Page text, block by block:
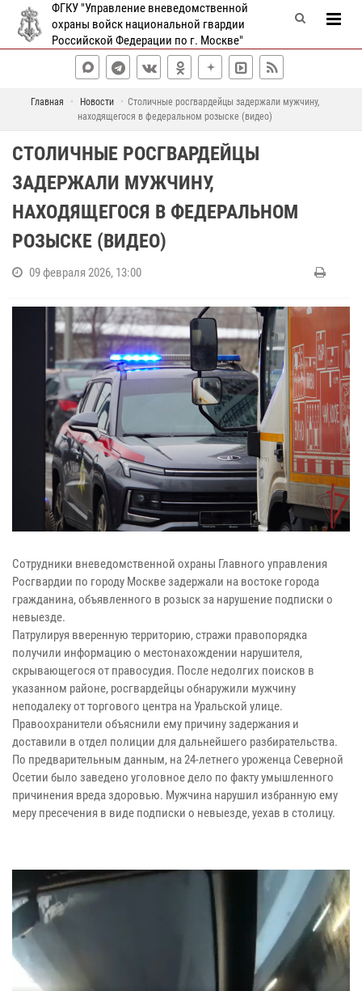
ФГКУ "Управление вневедомственной
охраны войск национальной гвардии
Российской Федерации по г. Москве"
Главная Новости
Столичные росгвардейцы задержали мужчину,
находящегося в федеральном розыске (видео)
СТОЛИЧНЫЕ РОСГВАРДЕЙЦЫ
ЗАДЕРЖАЛИ МУЖЧИНУ,
НАХОДЯЩЕГОСЯ В ФЕДЕРАЛЬНОМ
РОЗЫСКЕ (ВИДЕО)
09 февраля 2026, 13:00
Сотрудники вневедомственной охраны Главного управления
Росгвардии по городу Москве задержали на востоке города
гражданина, объявленного в розыск за нарушение подписки о
невыезде.
Патрулируя вверенную территорию, стражи правопорядка
получили информацию о местонахождении нарушителя,
скрывающегося от правосудия. После недолгих поисков в
указанном районе, росгвардейцы обнаружили мужчину
неподалеку от торгового центра на Уральской улице.
Правоохранители объяснили ему причину задержания и
доставили в отдел полиции для дальнейшего разбирательства.
По предварительным данным, на 24-летнего уроженца Северной
Осетии было заведено уголовное дело по факту умышленного
причинения вреда здоровью. Мужчина нарушил избранную ему
меру пресечения в виде подписки о невыезде, уехав в столицу.